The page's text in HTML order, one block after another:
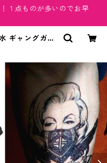
１点ものが多いのでお早
ギャングガー
ーびる」